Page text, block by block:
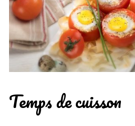
Temps de cuisson